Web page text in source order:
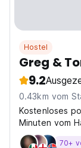
Hostel
Greg &
9.2
0.43km vom
Kostenloses
Minuten vom
70+